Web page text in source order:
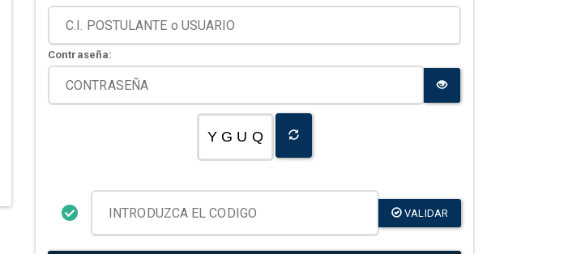
Contraseña:
Y G U Q
VALIDAR